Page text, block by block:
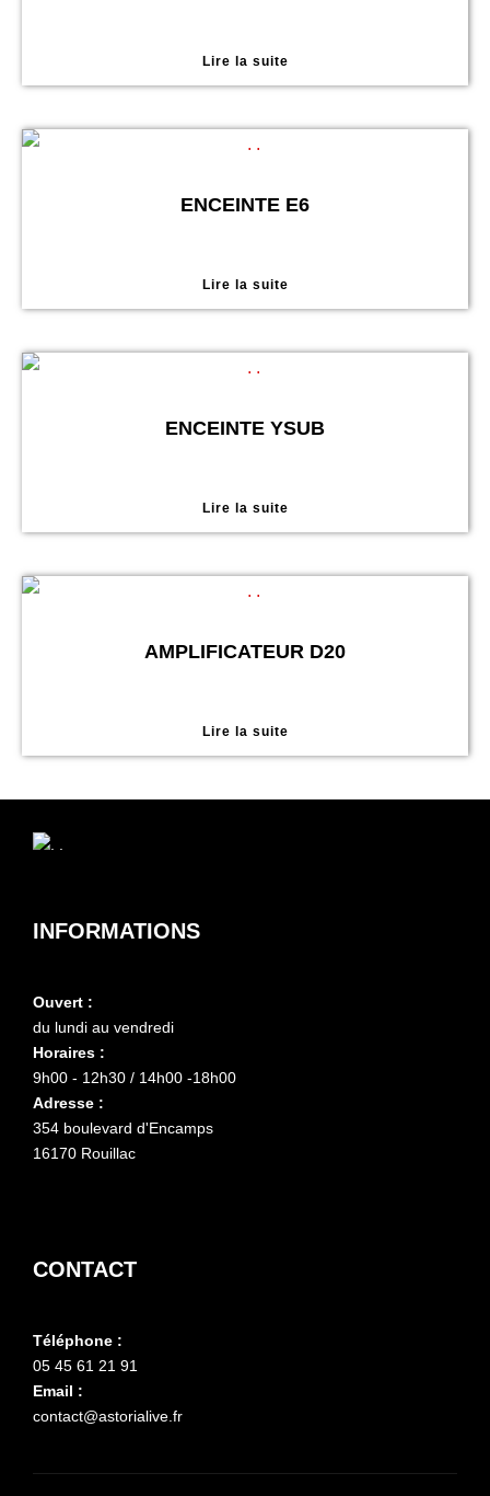
Lire la suite
ENCEINTE E6
Lire la suite
ENCEINTE YSUB
Lire la suite
AMPLIFICATEUR D20
Lire la suite
INFORMATIONS
Ouvert :
du lundi au vendredi
Horaires :
9h00 - 12h30 / 14h00 -18h00
Adresse :
354 boulevard d'Encamps
16170 Rouillac
CONTACT
Téléphone :
05 45 61 21 91
Email :
contact@astorialive.fr